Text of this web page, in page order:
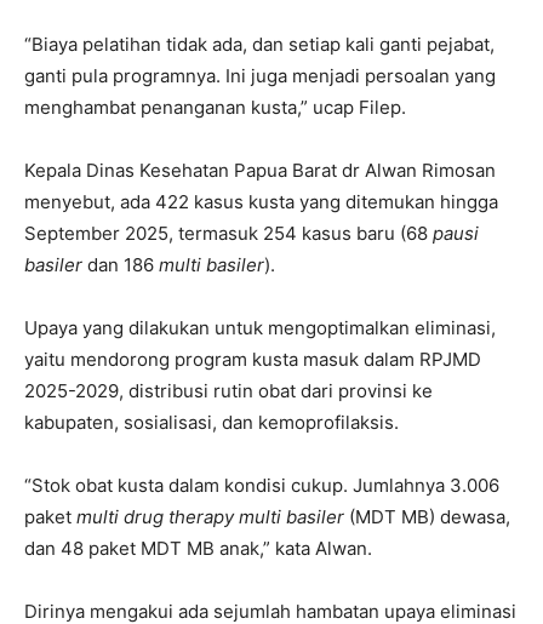
“Biaya pelatihan tidak ada, dan setiap kali ganti pejabat,
ganti pula programnya. Ini juga menjadi persoalan yang
menghambat penanganan kusta,” ucap Filep.
Kepala Dinas Kesehatan Papua Barat dr Alwan Rimosan
menyebut, ada 422 kasus kusta yang ditemukan hingga
September 2025, termasuk 254 kasus baru (68 pausi
basiler dan 186 multi basiler).
Upaya yang dilakukan untuk mengoptimalkan eliminasi,
yaitu mendorong program kusta masuk dalam RPJMD
2025-2029, distribusi rutin obat dari provinsi ke
kabupaten, sosialisasi, dan kemoprofilaksis.
“Stok obat kusta dalam kondisi cukup. Jumlahnya 3.006
paket multi drug therapy multi basiler (MDT MB) dewasa,
dan 48 paket MDT MB anak,” kata Alwan.
Dirinya mengakui ada sejumlah hambatan upaya eliminasi